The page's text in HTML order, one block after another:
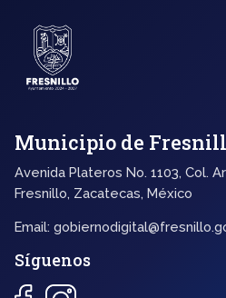
Municipio de
Avenida Plateros No. 1103, Col.
Fresnillo, Zacatecas, México
Email:
Síguenos